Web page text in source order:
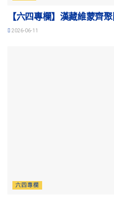
【六四專欄】漢藏維蒙齊
2026-06-11
六四專欄